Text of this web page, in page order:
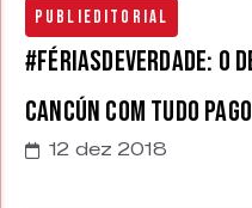
Publieditorial
#FériasDeVerdade: o
Cancún com TUDO
12 dez 2018